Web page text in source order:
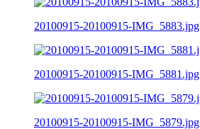
20100915-20100915-IMG_5883.jpg
20100915-20100915-IMG_5881.jpg
20100915-20100915-IMG_5879.jpg